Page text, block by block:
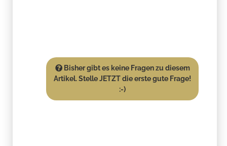
Bisher gibt es keine Fragen zu diesem
Artikel. Stelle JETZT die erste gute Frage!
:-)